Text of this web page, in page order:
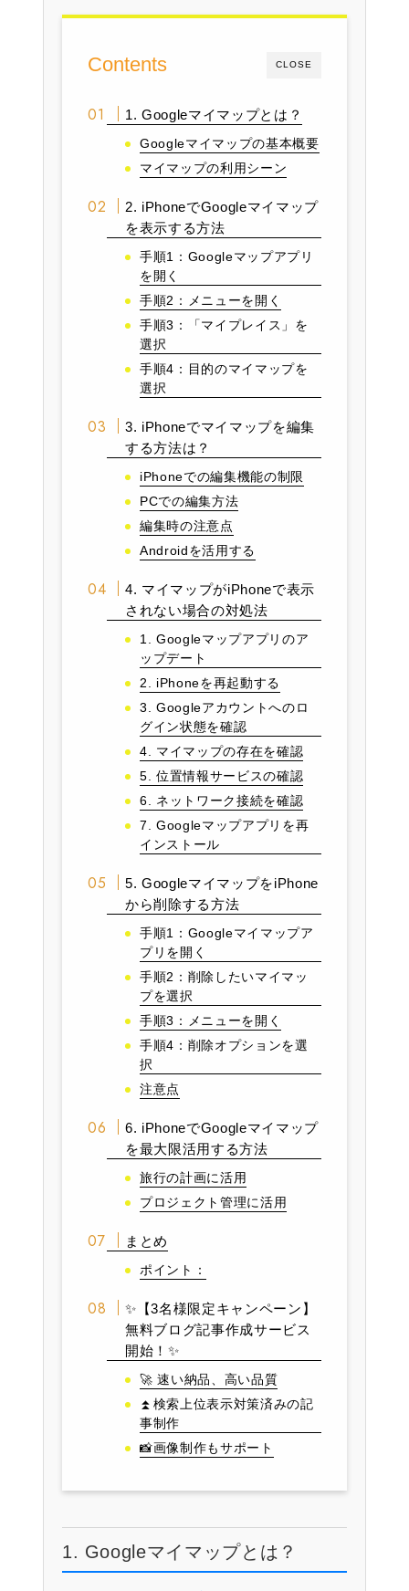
CLOSE
Contents
1. Googleマイマップとは？
Googleマイマップの基本概要
マイマップの利用シーン
2. iPhoneでGoogleマイマップ
を表示する方法
手順1：Googleマップアプリ
を開く
手順2：メニューを開く
手順3：「マイプレイス」を
選択
手順4：目的のマイマップを
選択
3. iPhoneでマイマップを編集
する方法は？
iPhoneでの編集機能の制限
PCでの編集方法
編集時の注意点
Androidを活用する
4. マイマップがiPhoneで表示
されない場合の対処法
1. Googleマップアプリのア
ップデート
2. iPhoneを再起動する
3. Googleアカウントへのロ
グイン状態を確認
4. マイマップの存在を確認
5. 位置情報サービスの確認
6. ネットワーク接続を確認
7. Googleマップアプリを再
インストール
5. GoogleマイマップをiPhone
から削除する方法
手順1：Googleマイマップア
プリを開く
手順2：削除したいマイマッ
プを選択
手順3：メニューを開く
手順4：削除オプションを選
択
注意点
6. iPhoneでGoogleマイマップ
を最大限活用する方法
旅行の計画に活用
プロジェクト管理に活用
まとめ
ポイント：
✨【3名様限定キャンペーン】
無料ブログ記事作成サービス
開始！✨
🚀 速い納品、高い品質
⏫検索上位表示対策済みの記
事制作
📸画像制作もサポート
1. Googleマイマップとは？